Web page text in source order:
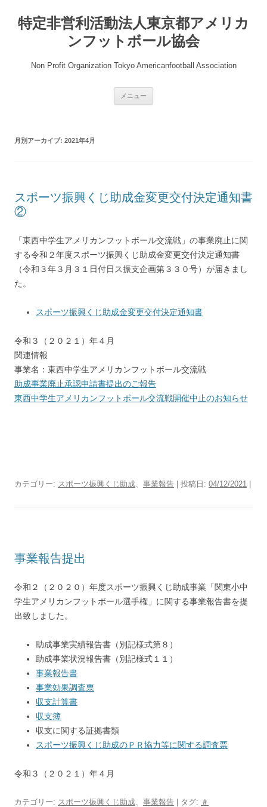
テ
ン
特定非営利活動法人東京都アメリカ
ンフットボール協会
Non Profit Organization Tokyo Americanfootball Association
メニュー
月別アーカイブ: 2021年4月
スポーツ振興くじ助成金変更交付決定通知書
②
「東西中学生アメリカンフットボール交流戦」の事業廃止に関
する令和２年度スポーツ振興くじ助成金変更交付決定通知書
（令和３年３月３１日付日ス振支企画第３３０号）が届きまし
た。
スポーツ振興くじ助成金変更交付決定通知書
令和３（２０２１）年４月
関連情報
事業名：東西中学生アメリカンフットボール交流戦
助成事業廃止承認申請書提出のご報告
東西中学生アメリカンフットボール交流戦開催中止のお知らせ
カテゴリー: スポーツ振興くじ助成、 事業報告 | 投稿日: 04/12/2021
事業報告提出
令和２（２０２０）年度スポーツ振興くじ助成事業「関東小中
学生アメリカンフットボール選手権」に関する事業報告書を提
出致しました。
助成事業実績報告書（別記様式第８）
助成事業状況報告書（別記様式１１）
事業報告書
事業効果調査票
収支計算書
収支簿
収支に関する証拠書類
スポーツ振興くじ助成のＰＲ協力等に関する調査票
令和３（２０２１）年４月
カテゴリー: スポーツ振興くじ助成、 事業報告 | タグ: ＃